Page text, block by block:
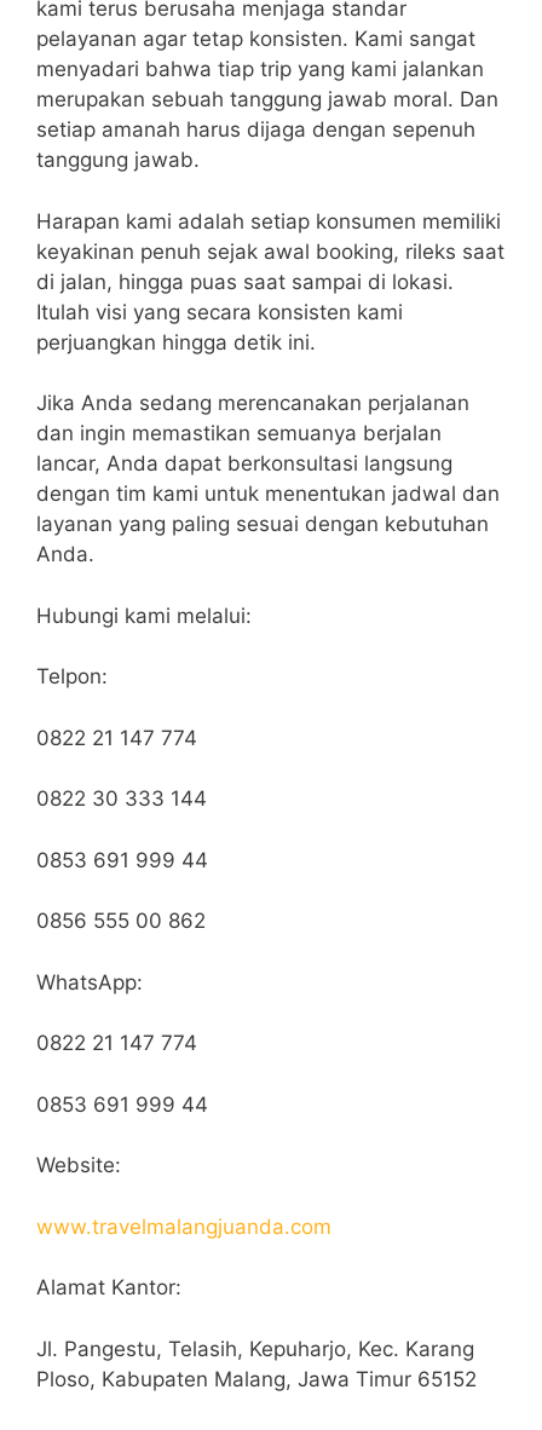
kami terus berusaha menjaga standar
pelayanan agar tetap konsisten. Kami sangat
menyadari bahwa tiap trip yang kami jalankan
merupakan sebuah tanggung jawab moral. Dan
setiap amanah harus dijaga dengan sepenuh
tanggung jawab.
Harapan kami adalah setiap konsumen memiliki
keyakinan penuh sejak awal booking, rileks saat
di jalan, hingga puas saat sampai di lokasi.
Itulah visi yang secara konsisten kami
perjuangkan hingga detik ini.
Jika Anda sedang merencanakan perjalanan
dan ingin memastikan semuanya berjalan
lancar, Anda dapat berkonsultasi langsung
dengan tim kami untuk menentukan jadwal dan
layanan yang paling sesuai dengan kebutuhan
Anda.
Hubungi kami melalui:
Telpon:
0822 21 147 774
0822 30 333 144
0853 691 999 44
0856 555 00 862
WhatsApp:
0822 21 147 774
0853 691 999 44
Website:
www.travelmalangjuanda.com
Alamat Kantor:
Jl. Pangestu, Telasih, Kepuharjo, Kec. Karang
Ploso, Kabupaten Malang, Jawa Timur 65152